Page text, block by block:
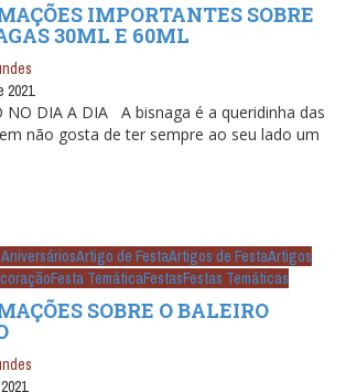
IMPORTANTES SOBRE
30ML E 60ML
2021
NO DIA A DIA A bisnaga é a queridinha das
não gosta de ter sempre ao seu lado um
AniversáriosArtigo de FestaArtigos de FestaArtigos
Festa TemáticaFestasFestas Temáticas
SOBRE O BALEIRO